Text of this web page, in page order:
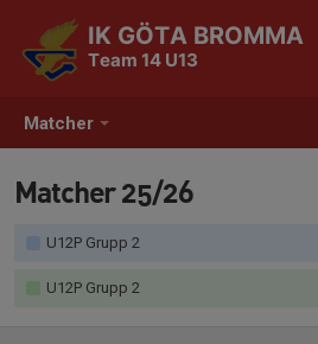
Matcher
IK GÖTA BROMMA
Team 14 U13
Matcher 25/26
U12P Grupp 2
U12P Grupp 2